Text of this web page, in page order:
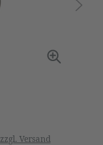
zzgl. Versand